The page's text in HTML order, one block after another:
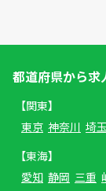
都道府県から求
【関東】
東京 神奈川 埼玉
【東海】
愛知 静岡 三重